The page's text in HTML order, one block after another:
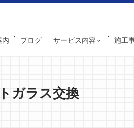
内 ブログ サービス内容 施工
ラス交換